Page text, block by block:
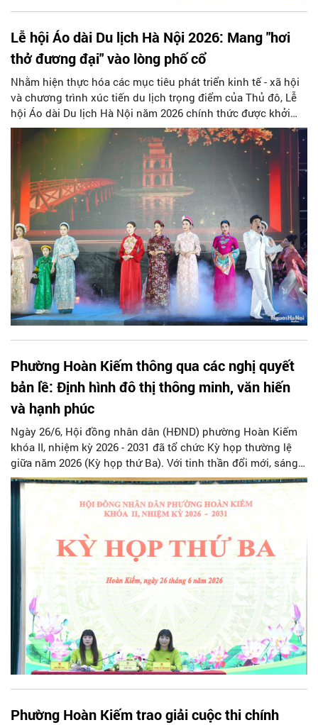
Lễ hội Áo dài Du lịch Hà Nội 2026: Mang "hơi
thở đương đại" vào lòng phố cổ
Nhằm hiện thực hóa các mục tiêu phát triển kinh tế - xã hội
và chương trình xúc tiến du lịch trọng điểm của Thủ đô, Lễ
hội Áo dài Du lịch Hà Nội năm 2026 chính thức được khởi
động. Đây là sự kiện văn hóa - du lịch thường niên quy mô
lớn, mang sứ mệnh tôn vinh, bảo tồn giá trị tà áo dài truyền
thống, đồng thời mở ra những chương mới cho sự phát triển
của du lịch Hà Nội nói riêng và Việt Nam nói chung trong
lòng bạn bè quốc tế.
Phường Hoàn Kiếm thông qua các nghị quyết
bản lề: Định hình đô thị thông minh, văn hiến
và hạnh phúc
Ngày 26/6, Hội đồng nhân dân (HĐND) phường Hoàn Kiếm
khóa II, nhiệm kỳ 2026 - 2031 đã tổ chức Kỳ họp thường lệ
giữa năm 2026 (Kỳ họp thứ Ba). Với tinh thần đổi mới, sáng
tạo và tinh thần trách nhiệm cao trước toàn thể cử tri, kỳ họp
đã tập trung thảo luận, quyết nghị nhiều nội dung có ý
nghĩa then chốt, đặt nền móng vững chắc cho hành trình
bứt phá và phát triển bền vững của địa phương trong giai
đoạn 5 năm tới.
Phường Hoàn Kiếm trao giải cuộc thi chính